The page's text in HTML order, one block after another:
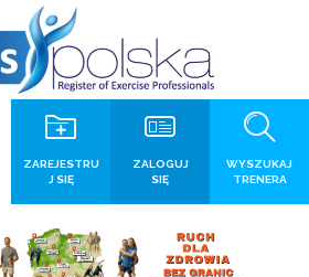
WYSZUKAJ
TRENERA
ZALOGUJ
SIĘ
ZAREJESTRU
J SIĘ